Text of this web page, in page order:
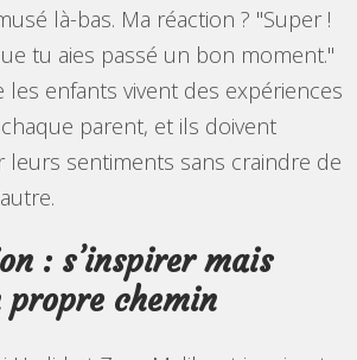
là-bas. Ma réaction ? "Super !
tu aies passé un bon moment."
les enfants vivent des expériences
parent, et ils doivent
leurs sentiments sans craindre de
: s’inspirer mais
propre chemin